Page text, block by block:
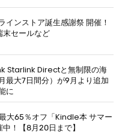
インストア誕生感謝祭 開催！
セールなど
Starlink Directと無制限の海
最大7日間分）が9月より追加
に
大65％オフ「Kindle本 サマー
！【8月20日まで】